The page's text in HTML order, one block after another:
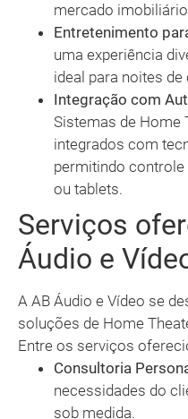
mercado
Entretenimento
uma experiência
ideal para noites
Integração com
Sistemas de Home
integrados com
permitindo
ou tablets.
Serviços
Áudio e
A AB Áudio e Vídeo se
soluções de Home
Entre os serviços
Consultoria
necessidades do
sob medida.